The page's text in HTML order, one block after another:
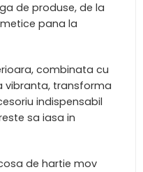
de produse, de la
pana la
combinata cu
vibranta, transforma
indispensabil
sa iasa in
de hartie mov